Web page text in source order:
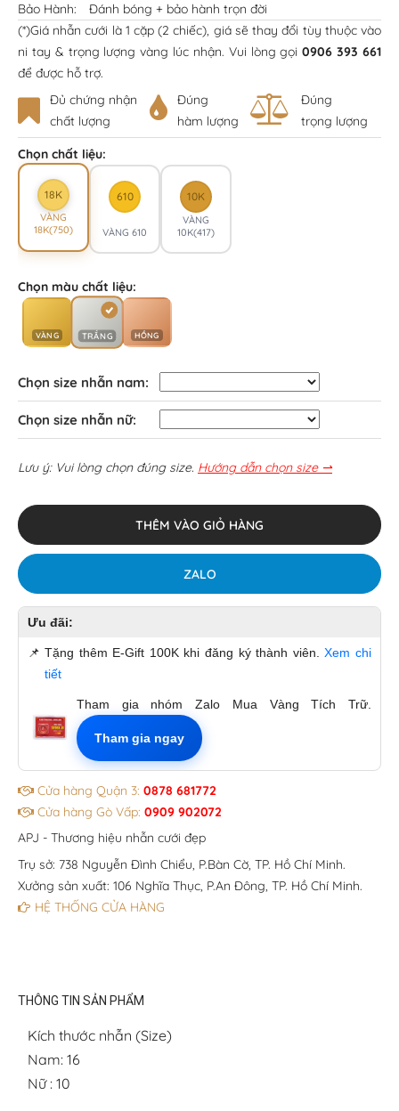
Bảo Hành:
Đánh bóng + bảo hành trọn đời
(*)Giá nhẫn cưới là 1 cặp (2 chiếc), giá sẽ thay đổi tùy thuộc vào
ni tay & trọng lượng vàng lúc nhận. Vui lòng gọi0906 393 661
để được hỗ trợ.
Đủ chứng nhận
chất lượng
Đúng
hàm lượng
Đúng
trọng lượng
Chọn chất liệu:
18K
VÀNG
18K(750)
610
VÀNG 610
10K
VÀNG
10K(417)
Chọn màu chất liệu:
VÀNG TRẮNG HỒNG
Chọn size nhẫn nam:
Chọn size nhẫn nữ:
Lưu ý: Vui lòng chọn đúng size. Hướng dẫn chọn size ⇀
THÊM VÀO GIỎ HÀNG
ZALO
Ưu đãi:
📌 Tặng thêm E-Gift 100K khi đăng ký thành viên.Xem chi
tiết
Tham gia nhóm Zalo Mua Vàng Tích Trữ.
Tham gia ngay
Cửa hàng Quận 3: 0878 681772
Cửa hàng Gò Vấp: 0909 902072
APJ - Thương hiệu nhẫn cưới đẹp
Trụ sở: 738 Nguyễn Đình Chiểu, P.Bàn Cờ, TP. Hồ Chí Minh.
Xưởng sản xuất: 106 Nghĩa Thục, P.An Đông, TP. Hồ Chí Minh.
HỆ THỐNG CỬA HÀNG
THÔNG TIN SẢN PHẨM
Kích thước nhẫn (Size)
Nam: 16
Nữ : 10